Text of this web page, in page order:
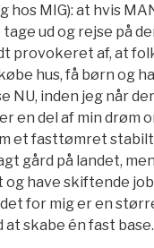
MIG): at hvis
ud og rejse på
provokeret af, at
hus, få børn og
NU, inden jeg når
en del af min drøm
et fasttømret
gård på landet,
og have skiftende
for mig er en
skabe én fast